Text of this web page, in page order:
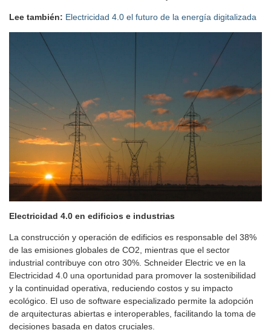
Lee también: Electricidad 4.0 el futuro de la energía digitalizada
Electricidad 4.0 en edificios e industrias
La construcción y operación de edificios es responsable del 38%
de las emisiones globales de CO2, mientras que el sector
industrial contribuye con otro 30%. Schneider Electric ve en la
Electricidad 4.0 una oportunidad para promover la sostenibilidad
y la continuidad operativa, reduciendo costos y su impacto
ecológico. El uso de software especializado permite la adopción
de arquitecturas abiertas e interoperables, facilitando la toma de
decisiones basada en datos cruciales.